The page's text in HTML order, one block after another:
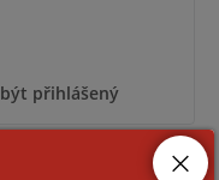
přihlášený